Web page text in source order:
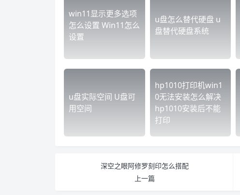
win11显示更多选项
怎么设置 Win11怎么
设置
u盘怎么替代硬盘 u
盘替代硬盘系统
u盘实际空间 U盘可
用空间
hp1010打印机win1
0无法安装怎么解决
hp1010安装后不能
打印
深空之眼阿修罗刻印怎么搭配
上一篇